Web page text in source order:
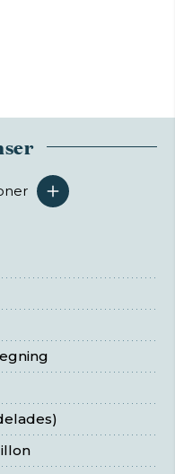
serveringer